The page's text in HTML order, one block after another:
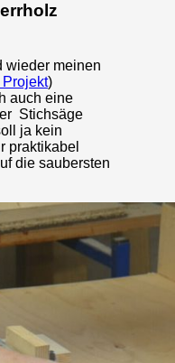
wieder meinen
)
auch eine
Stichsäge
ja kein
praktikabel
die saubersten